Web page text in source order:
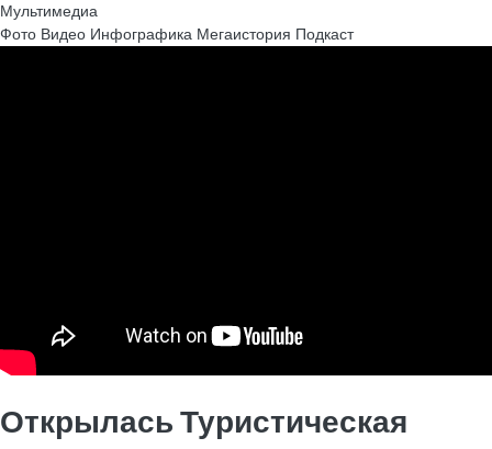
Мультимедиа
Фото Видео Инфографика Мегаистория Подкаст
Открылась Туристическая